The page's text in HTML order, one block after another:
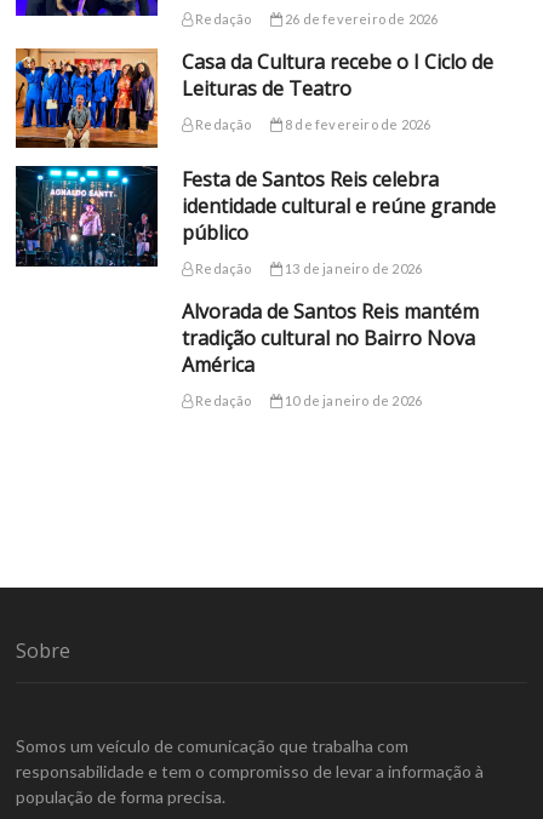
Redação 26 de fevereiro de 2026
Casa da Cultura recebe o I Ciclo de
Leituras de Teatro
Redação 8 de fevereiro de 2026
Festa de Santos Reis celebra
identidade cultural e reúne grande
público
Redação 13 de janeiro de 2026
Alvorada de Santos Reis mantém
tradição cultural no Bairro Nova
América
Redação 10 de janeiro de 2026
Sobre
Somos um veículo de comunicação que trabalha com
responsabilidade e tem o compromisso de levar a informação à
população de forma precisa.